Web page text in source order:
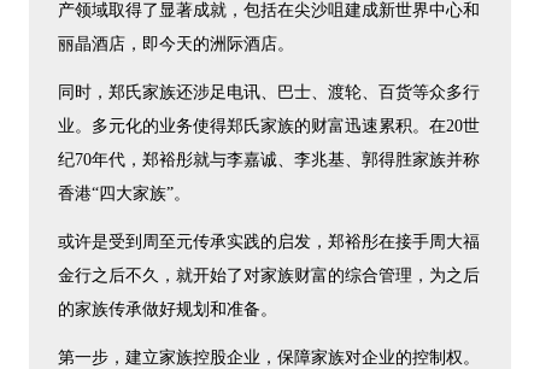
产领域取得了显著成就，包括在尖沙咀建成新世界中心和
丽晶酒店，即今天的洲际酒店。
同时，郑氏家族还涉足电讯、巴士、渡轮、百货等众多行
业。多元化的业务使得郑氏家族的财富迅速累积。在20世
纪70年代，郑裕彤就与李嘉诚、李兆基、郭得胜家族并称
香港“四大家族”。
或许是受到周至元传承实践的启发，郑裕彤在接手周大福
金行之后不久，就开始了对家族财富的综合管理，为之后
的家族传承做好规划和准备。
第一步，建立家族控股企业，保障家族对企业的控制权。